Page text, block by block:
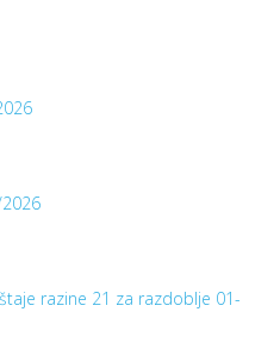
razine 21 za razdoblje 01-